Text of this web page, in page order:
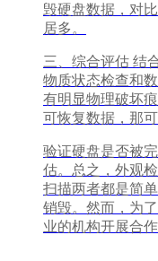
毁硬盘数据，对
居多。
三、综合评估 结
物质状态检查和
有明显物理破坏
可恢复数据，那
验证硬盘是否被
估。总之，外观
扫描两者都是简
销毁。然而，为
业的机构开展合作